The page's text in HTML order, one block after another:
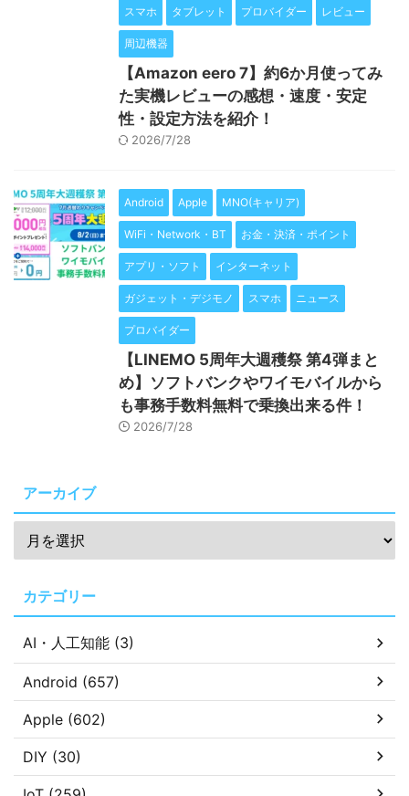
スマホ タブレット プロバイダー レビュー
周辺機器
【Amazon eero 7】約6か月使ってみ
た実機レビューの感想・速度・安定
性・設定方法を紹介！
2026/7/28
Android Apple MNO(キャリア)
WiFi・Network・BT お金・決済・ポイント
アプリ・ソフト インターネット
ガジェット・デジモノ スマホ ニュース
プロバイダー
【LINEMO 5周年大週穫祭 第4弾まと
め】ソフトバンクやワイモバイルから
も事務手数料無料で乗換出来る件！
2026/7/28
アーカイブ
カテゴリー
AI・人工知能 (3)
Android (657)
Apple (602)
DIY (30)